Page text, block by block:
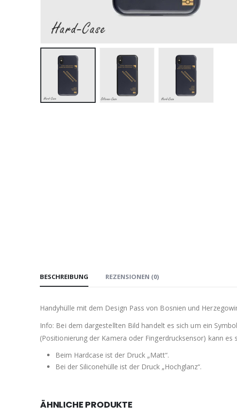
BESCHREIBUNG REZENSIONEN (0)
Handyhülle mit dem Design Pass von Bosnien und
Info: Bei dem dargestellten Bild handelt es sich um ein
(Positionierung der Kamera oder Fingerdrucksensor) kann
Beim Hardcase ist der Druck „Matt“.
Bei der Siliconehülle ist der Druck „Hochglanz“.
ÄHNLICHE PRODUKTE